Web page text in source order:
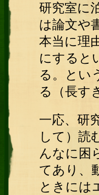
研究室に
は論文や
本当に理
にすると
る。とい
る（長す
一応、研
して）読
んなに困
てあり、
ときには